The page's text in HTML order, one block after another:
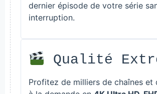
dernier épisode de votre série
interruption.
Qualité
Profitez de milliers de chaînes et